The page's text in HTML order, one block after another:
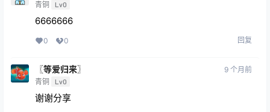
青铜 Lv0
6666666
0 0 回复
〖等爱归来〗
青铜 Lv0
9 个月前
谢谢分享